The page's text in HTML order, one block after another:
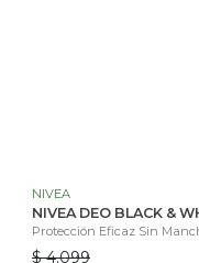
NIVEA
NIVEA DEO BLACK &
Protección Eficaz Sin
$ 4.099